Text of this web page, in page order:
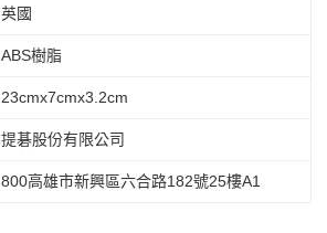
英國
ABS樹脂
23cmx7cmx3.2cm
提碁股份有限公司
800高雄市新興區六合路182號25樓A1